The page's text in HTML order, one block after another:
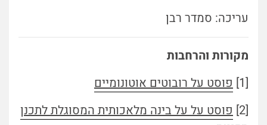
עריכה: סמדר רבן
מקורות והרחבות
[1]
פוסט על רובוטים אוטונומיים
[2]
פוסט על על בינה מלאכותית המסוגלת לתכנן